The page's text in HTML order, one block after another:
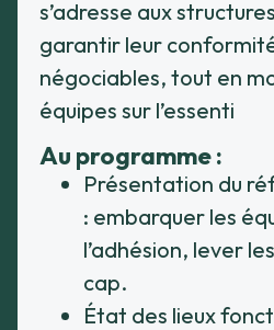
s’adresse aux
garantir leur
négociables, tout en
équipes sur l’essenti
Au programme :
Présentation du
: embarquer les
l’adhésion, lever
cap.
État des lieux